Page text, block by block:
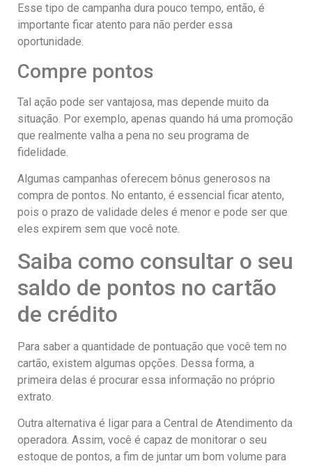
Esse tipo de campanha dura pouco tempo, então, é
importante ficar atento para não perder essa
oportunidade.
Compre pontos
Tal ação pode ser vantajosa, mas depende muito da
situação. Por exemplo, apenas quando há uma promoção
que realmente valha a pena no seu programa de
fidelidade.
Algumas campanhas oferecem bônus generosos na
compra de pontos. No entanto, é essencial ficar atento,
pois o prazo de validade deles é menor e pode ser que
eles expirem sem que você note.
Saiba como consultar o seu
saldo de pontos no cartão
de crédito
Para saber a quantidade de pontuação que você tem no
cartão, existem algumas opções. Dessa forma, a
primeira delas é procurar essa informação no próprio
extrato.
Outra alternativa é ligar para a Central de Atendimento da
operadora. Assim, você é capaz de monitorar o seu
estoque de pontos, a fim de juntar um bom volume para